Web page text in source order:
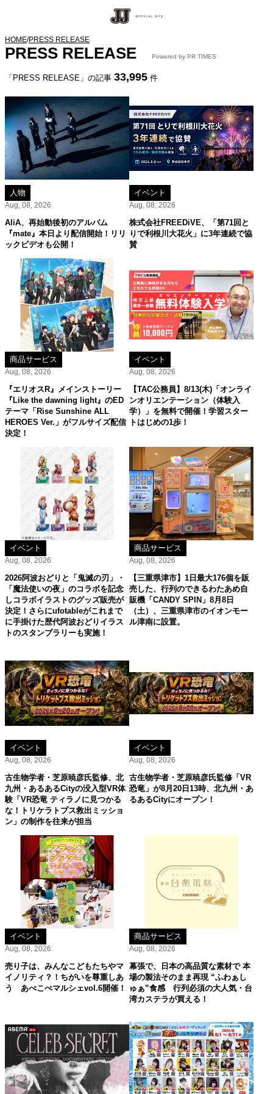
HOME/PRESS RELEASE
PRESS RELEASE Powered by PR TIMES
「PRESS RELEASE」の記事 33,995 件
人物
Aug, 08, 2026
AliA、再始動後初のアルバム
『mate』本日より配信開始！リリ
ックビデオも公開！
イベント
Aug, 08, 2026
株式会社FREEDiVE、「第71回と
りで利根川大花火」に3年連続で協
賛
商品サービス
Aug, 08, 2026
『エリオスR』メインストーリー
『Like the dawning light』のED
テーマ「Rise Sunshine ALL
HEROES Ver.」がフルサイズ配信
決定！
イベント
Aug, 08, 2026
【TAC公務員】8/13(木)「オンライ
ンオリエンテーション（体験入
学）」を無料で開催！学習スター
トはじめの1歩！
イベント
Aug, 08, 2026
2026阿波おどりと「鬼滅の刃」・
「魔法使いの夜」のコラボを記念
しコラボイラストのグッズ販売が
決定！さらにufotableがこれまで
に手掛けた歴代阿波おどりイラス
トのスタンプラリーも実施！
商品サービス
Aug, 08, 2026
【三重県津市】1日最大176個を販
売した、行列のできるわたあめ自
販機「CANDY SPIN」8月8日
（土）、三重県津市のイオンモー
ル津南に設置。
イベント
Aug, 08, 2026
古生物学者・芝原暁彦氏監修、北
九州・あるあるCityの没入型VR体
験「VR恐竜 ティラノに見つかる
な！トリケラトプス救出ミッショ
ン」の制作を往来が担当
イベント
Aug, 08, 2026
古生物学者・芝原暁彦氏監修「VR
恐竜」が8月20日13時、北九州・あ
るあるCityにオープン！
イベント
Aug, 08, 2026
売り子は、みんなこどもたちやマ
イノリティ？！ちがいを尊重しあ
う あべこべマルシェvol.6開催！
商品サービス
Aug, 08, 2026
幕張で、日本の高品質な素材で 本
場の製法そのまま再現 “ふわぁし
ゅぁ”食感 行列必須の大人気・台
湾カステラが買える！